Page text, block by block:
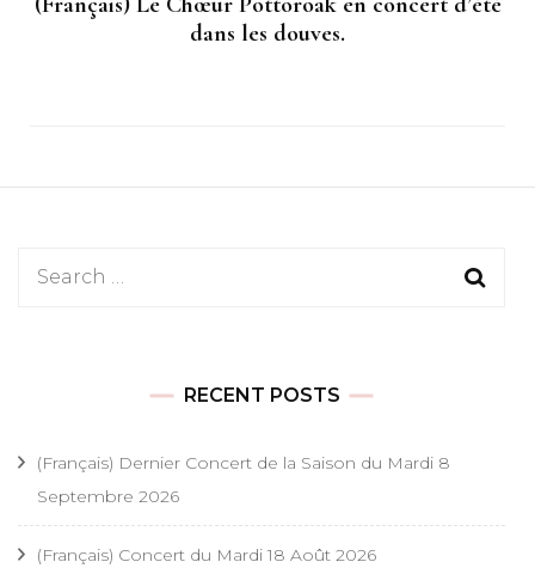
dans les douves.
Search
RECENT POSTS
(Français) Dernier Concert de la Saison du Mardi 8
Septembre 2026
(Français) Concert du Mardi 18 Août 2026